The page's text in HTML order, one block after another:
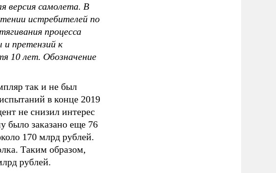
версия самолета. В
истребителей по
процесса
и претензий к
10 лет. Обозначение
так и не был
в конце 2019
не снизил интерес
было заказано еще 76
170 млрд рублей.
Таким образом,
рублей.